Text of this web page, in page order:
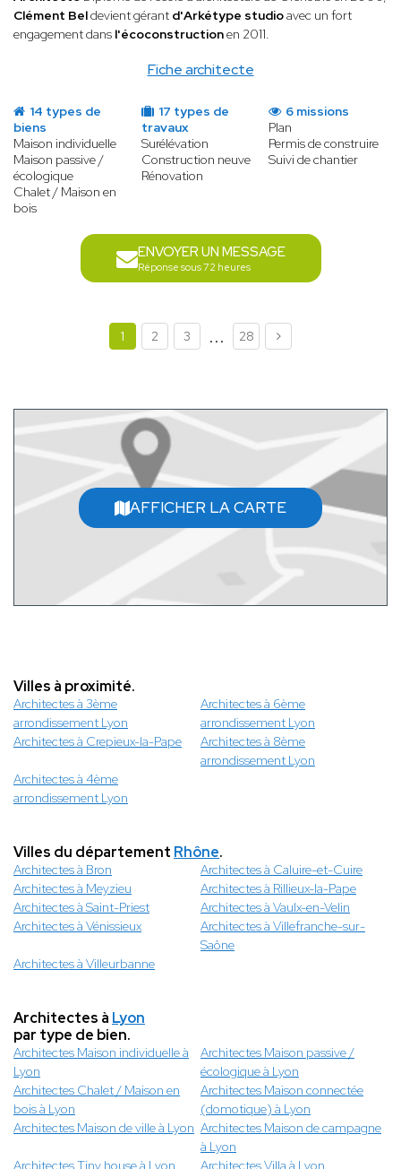
Fiche architecte
Clément Beldevient gérant d'Arkétype studioavec un fort
engagement dans l'écoconstructionen 2011.
14 types de
biens
Maison individuelle
Maison passive /
écologique
Chalet / Maison en
bois
17 types de
travaux
Surélévation
Construction neuve
Rénovation
6 missions
Plan
Permis de construire
Suivi de chantier
ENVOYER UN MESSAGE
Réponse sous 72 heures
1 2 3 ... 28
AFFICHER LA CARTE
Villes à proximité.
Architectes à 3ème
arrondissement Lyon
Architectes à 6ème
arrondissement Lyon
Architectes à Crepieux-la-Pape
Architectes à 8ème
arrondissement Lyon
Architectes à 4ème
arrondissement Lyon
Villes du département Rhône.
Architectes à Bron
Architectes à Caluire-et-Cuire
Architectes à Meyzieu
Architectes à Rillieux-la-Pape
Architectes à Saint-Priest
Architectes à Vaulx-en-Velin
Architectes à Vénissieux
Architectes à Villefranche-sur-
Saône
Architectes à Villeurbanne
Architectes à Lyon
par type de bien.
Architectes Maison individuelle à
Lyon
Architectes Maison passive /
écologique à Lyon
Architectes Chalet / Maison en
bois à Lyon
Architectes Maison connectée
(domotique) à Lyon
Architectes Maison de ville à Lyon Architectes Maison de campagne
à Lyon
Architectes Tiny house à Lyon
Architectes Villa à Lyon